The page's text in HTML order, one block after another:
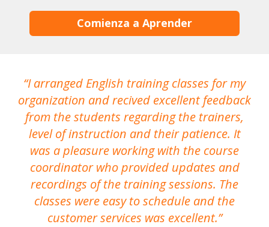
Comienza a Aprender
I arranged English training classes for my
organization and recived excellent feedback
from the students regarding the trainers,
level of instruction and their patience. It
was a pleasure working with the course
coordinator who provided updates and
recordings of the training sessions. The
classes were easy to schedule and the
customer services was excellent.